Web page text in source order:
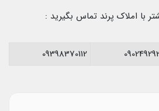
با املاک پرند تماس بگیرید :
09398370112